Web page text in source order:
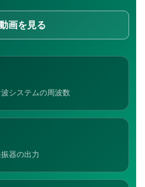
画を見る
システムの周波数
器の出力